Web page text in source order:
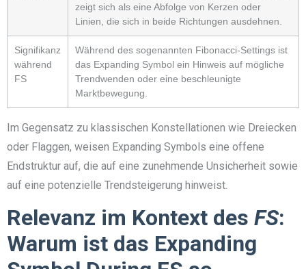
zeigt sich als eine Abfolge von Kerzen oder
Linien, die sich in beide Richtungen ausdehnen.
Signifikanz
während
FS
Während des sogenannten Fibonacci-Settings ist
das Expanding Symbol ein Hinweis auf mögliche
Trendwenden oder eine beschleunigte
Marktbewegung.
Im Gegensatz zu klassischen Konstellationen wie Dreiecken
oder Flaggen, weisen Expanding Symbols eine offene
Endstruktur auf, die auf eine zunehmende Unsicherheit sowie
auf eine potenzielle Trendsteigerung hinweist.
Relevanz im Kontext des FS:
Warum ist das Expanding